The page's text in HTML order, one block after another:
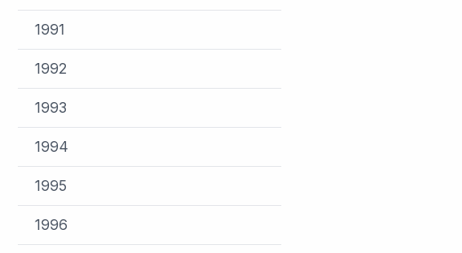
1991
1992
1993
1994
1995
1996